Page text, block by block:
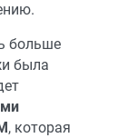
больше
была
, которая